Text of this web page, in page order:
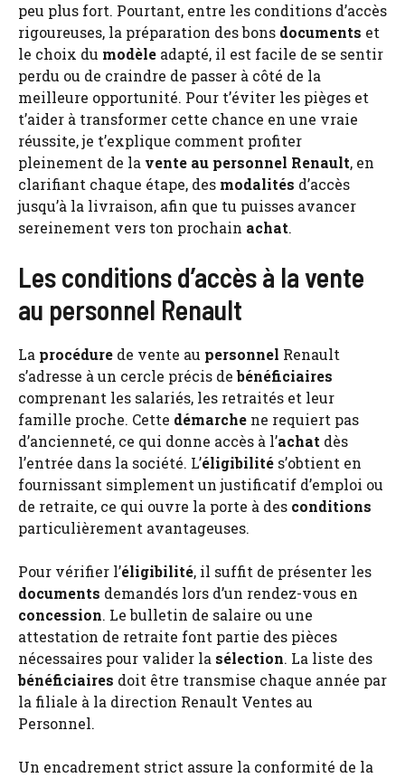
peu plus fort. Pourtant, entre les conditions d’accès
rigoureuses, la préparation des bons documents et
le choix du modèle adapté, il est facile de se sentir
perdu ou de craindre de passer à côté de la
meilleure opportunité. Pour t’éviter les pièges et
t’aider à transformer cette chance en une vraie
réussite, je t’explique comment profiter
pleinement de la vente au personnel Renault, en
clarifiant chaque étape, des modalités d’accès
jusqu’à la livraison, afin que tu puisses avancer
sereinement vers ton prochain achat.
Les conditions d’accès à la vente
au personnel Renault
La procédure de vente au personnel Renault
s’adresse à un cercle précis debénéficiaires
comprenant les salariés, les retraités et leur
famille proche. Cette démarche ne requiert pas
d’ancienneté, ce qui donne accès à l’achat dès
l’entrée dans la société. L’éligibilité s’obtient en
fournissant simplement un justificatif d’emploi ou
de retraite, ce qui ouvre la porte à des conditions
particulièrement avantageuses.
Pour vérifier l’éligibilité, il suffit de présenter les
documents demandés lors d’un rendez-vous en
concession. Le bulletin de salaire ou une
attestation de retraite font partie des pièces
nécessaires pour valider la sélection. La liste des
bénéficiaires doit être transmise chaque année par
la filiale à la direction Renault Ventes au
Personnel.
Un encadrement strict assure la conformité de la